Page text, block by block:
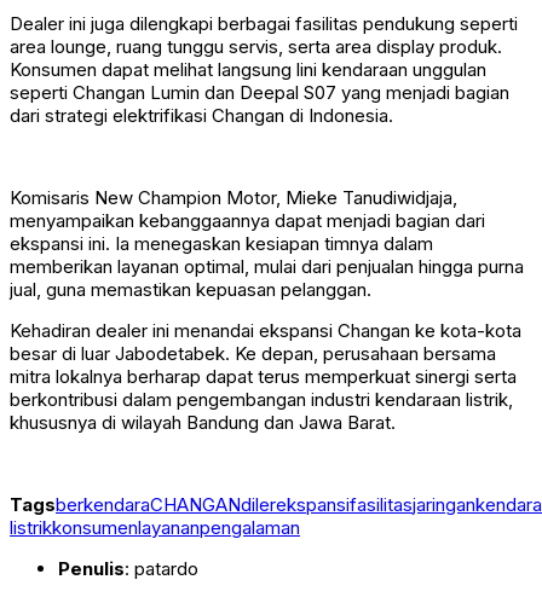
Dealer ini juga dilengkapi berbagai fasilitas pendukung seperti
area lounge, ruang tunggu servis, serta area display produk.
Konsumen dapat melihat langsung lini kendaraan unggulan
seperti Changan Lumin dan Deepal S07 yang menjadi bagian
dari strategi elektrifikasi Changan di Indonesia.
Komisaris New Champion Motor, Mieke Tanudiwidjaja,
menyampaikan kebanggaannya dapat menjadi bagian dari
ekspansi ini. Ia menegaskan kesiapan timnya dalam
memberikan layanan optimal, mulai dari penjualan hingga purna
jual, guna memastikan kepuasan pelanggan.
Kehadiran dealer ini menandai ekspansi Changan ke kota-kota
besar di luar Jabodetabek. Ke depan, perusahaan bersama
mitra lokalnya berharap dapat terus memperkuat sinergi serta
berkontribusi dalam pengembangan industri kendaraan listrik,
khususnya di wilayah Bandung dan Jawa Barat.
TagsberkendaraCHANGANdilerekspansifasilitasjaringan
listrikkonsumenlayananpengalaman
Penulis: patardo